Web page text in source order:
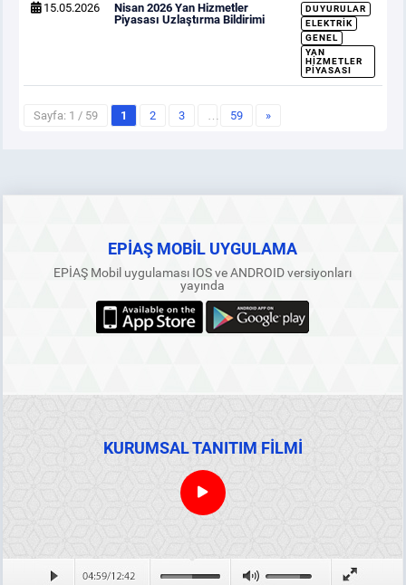
15.05.2026
Nisan 2026 Yan Hizmetler
Piyasası Uzlaştırma Bildirimi
DUYURULAR
ELEKTRIK
GENEL
YAN
HIZMETLER
PIYASASI
Sayfa: 1 / 59 1 2 3 … 59 »
EPİAŞ MOBİL UYGULAMA
EPİAŞ Mobil uygulaması IOS ve ANDROID versiyonları
yayında
KURUMSAL TANITIM FİLMİ